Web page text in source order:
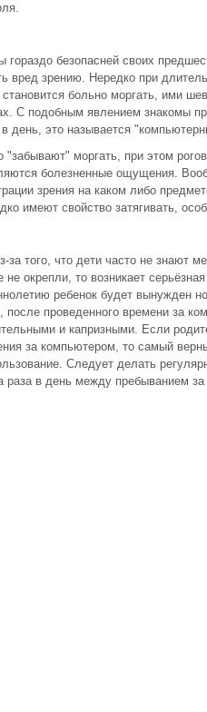
безопасней своих
вред зрению. Нередко при
больно моргать, ими
С подобным явлением знакомы
день, это называется
моргать, при этом
болезненные ощущения.
зрения на каком либо
имеют свойство затягивать,
за того, что дети часто не знают
окрепли, то возникает
ребенок будет вынужден
проведенного времени за
и капризными. Если
за компьютером, то самый
Следует делать
раза в день между пребыванием